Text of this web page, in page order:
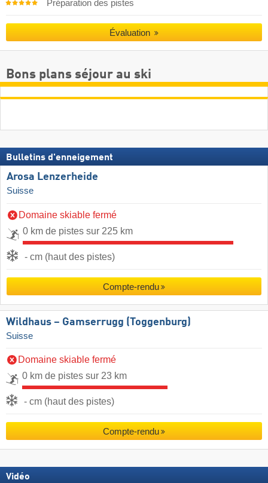
Préparation des pistes
Évaluation
Bons plans séjour au ski
Bulletins d'enneigement
Arosa Lenzerheide
Suisse
Domaine skiable fermé
0 km de pistes sur 225 km
- cm (haut des pistes)
Compte-rendu
Wildhaus – Gamserrugg (Toggenburg)
Suisse
Domaine skiable fermé
0 km de pistes sur 23 km
- cm (haut des pistes)
Compte-rendu
Vidéo